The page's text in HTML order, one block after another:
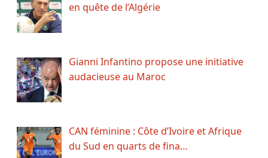
en quête de l’Algérie
Gianni Infantino propose une initiative
audacieuse au Maroc
CAN féminine : Côte d’Ivoire et Afrique
du Sud en quarts de fina…